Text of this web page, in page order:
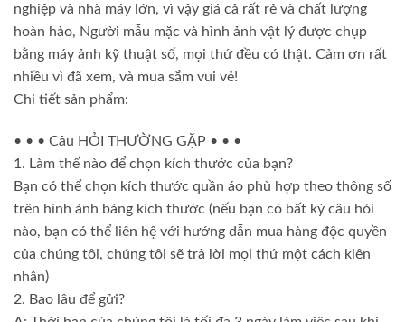
nghiệp và nhà máy lớn, vì vậy giá cả rất rẻ và chất lượng
hoàn hảo, Người mẫu mặc và hình ảnh vật lý được chụp
bằng máy ảnh kỹ thuật số, mọi thứ đều có thật. Cảm ơn rất
nhiều vì đã xem, và mua sắm vui vẻ!
Chi tiết sản phẩm:
• • • Câu HỎI THƯỜNG GẶP • • •
1. Làm thế nào để chọn kích thước của bạn?
Bạn có thể chọn kích thước quần áo phù hợp theo thông số
trên hình ảnh bảng kích thước (nếu bạn có bất kỳ câu hỏi
nào, bạn có thể liên hệ với hướng dẫn mua hàng độc quyền
của chúng tôi, chúng tôi sẽ trả lời mọi thứ một cách kiên
nhẫn)
2. Bao lâu để gửi?